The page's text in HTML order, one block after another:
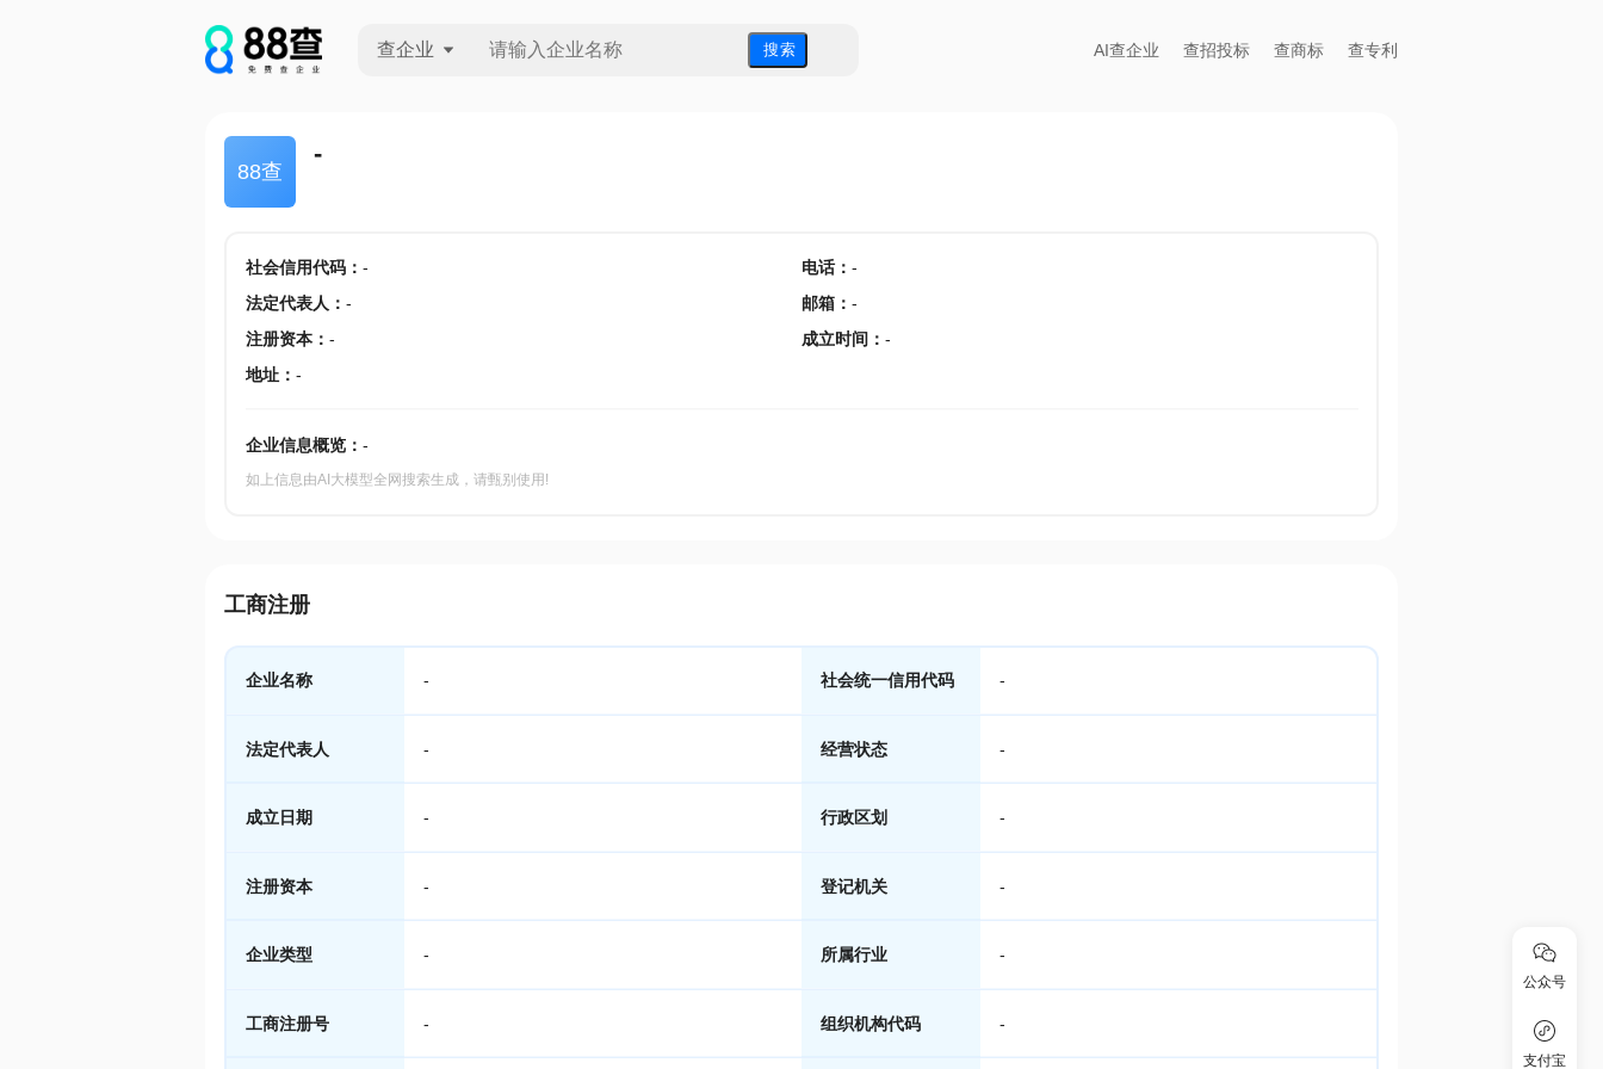
查企业 搜 索 AI查企业 查招投标 查商标 查专利
88查
-
社会信用代码： - 电话： -
法定代表人 ： - 邮箱 ： -
注册资本： - 成立时间 ： -
地址： -
企业信息概览： -
如上信息由AI大模型全网搜索生成，请甄别使用!
工商注册
企业名称 - 社会统一信用代码 -
法定代表人 - 经营状态 -
成立日期 - 行政区划 -
注册资本 - 登记机关 -
企业类型 - 所属行业 -
工商注册号 - 组织机构代码 -
公众号
支付宝